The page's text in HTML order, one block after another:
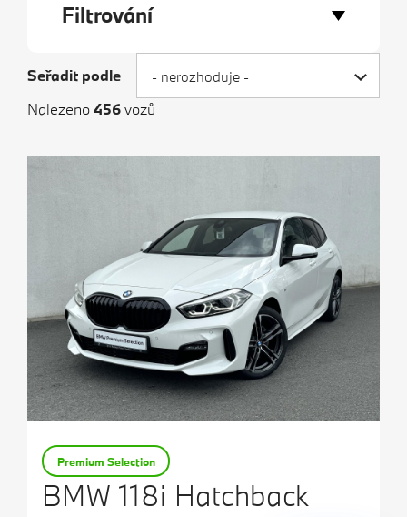
Výkup vozů
BMW Premium Selection
Fan e-shop
Filtrování
Nalezeno456vozů
Seřadit podle - nerozhoduje -
BMW 118i Hatchback
Premium Selection